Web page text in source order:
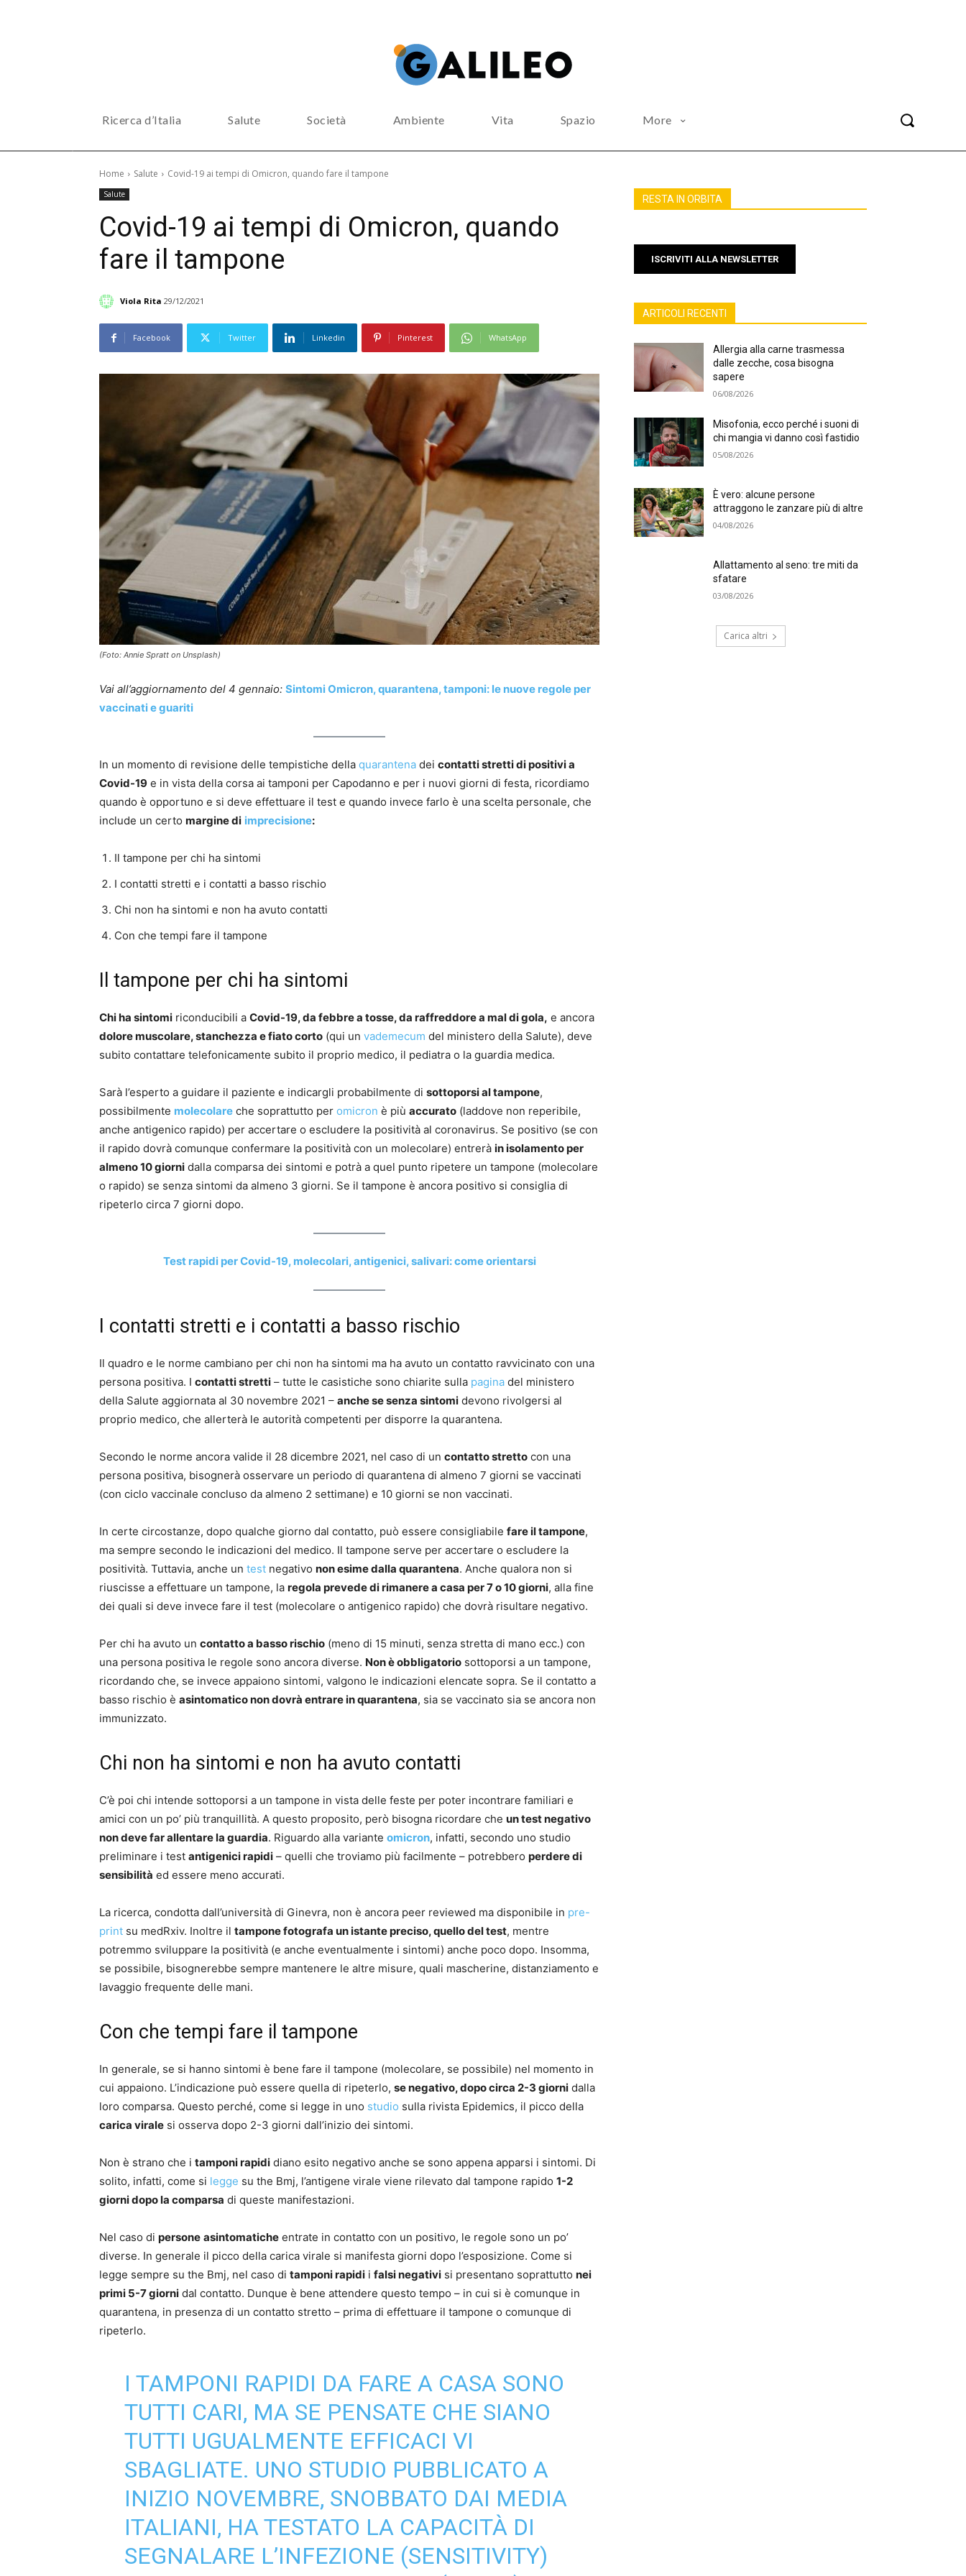
Ricerca d’Italia Salute Società Ambiente Vita Spazio More
Home Salute Covid-19 ai tempi di Omicron, quando fare il tampone
Salute
Covid-19 ai tempi di Omicron, quando
fare il tampone
Viola Rita 29/12/2021
Facebook Twitter Linkedin Pinterest WhatsApp
(Foto: Annie Spratt on Unsplash)
Vai all’aggiornamento del 4 gennaio: Sintomi Omicron, quarantena, tamponi: le nuove regole per
vaccinati e guariti
In un momento di revisione delle tempistiche della quarantena dei contatti stretti di positivi a
Covid-19 e in vista della corsa ai tamponi per Capodanno e per i nuovi giorni di festa, ricordiamo
quando è opportuno e si deve effettuare il test e quando invece farlo è una scelta personale, che
include un certo margine di imprecisione:
Il tampone per chi ha sintomi
I contatti stretti e i contatti a basso rischio
Chi non ha sintomi e non ha avuto contatti
Con che tempi fare il tampone
Il tampone per chi ha sintomi
Chi ha sintomi riconducibili a Covid-19, da febbre a tosse, da raffreddore a mal di gola, e ancora
dolore muscolare, stanchezza e fiato corto (qui un vademecum del ministero della Salute), deve
subito contattare telefonicamente subito il proprio medico, il pediatra o la guardia medica.
Sarà l’esperto a guidare il paziente e indicargli probabilmente di sottoporsi al tampone,
possibilmente molecolare che soprattutto per omicron è più accurato (laddove non reperibile,
anche antigenico rapido) per accertare o escludere la positività al coronavirus. Se positivo (se con
il rapido dovrà comunque confermare la positività con un molecolare) entrerà in isolamento per
almeno 10 giorni dalla comparsa dei sintomi e potrà a quel punto ripetere un tampone (molecolare
o rapido) se senza sintomi da almeno 3 giorni. Se il tampone è ancora positivo si consiglia di
ripeterlo circa 7 giorni dopo.
Test rapidi per Covid-19, molecolari, antigenici, salivari: come orientarsi
I contatti stretti e i contatti a basso rischio
Il quadro e le norme cambiano per chi non ha sintomi ma ha avuto un contatto ravvicinato con una
persona positiva. I contatti stretti – tutte le casistiche sono chiarite sulla pagina del ministero
della Salute aggiornata al 30 novembre 2021 – anche se senza sintomi devono rivolgersi al
proprio medico, che allerterà le autorità competenti per disporre la quarantena.
Secondo le norme ancora valide il 28 dicembre 2021, nel caso di un contatto stretto con una
persona positiva, bisognerà osservare un periodo di quarantena di almeno 7 giorni se vaccinati
(con ciclo vaccinale concluso da almeno 2 settimane) e 10 giorni se non vaccinati.
In certe circostanze, dopo qualche giorno dal contatto, può essere consigliabile fare il tampone,
ma sempre secondo le indicazioni del medico. Il tampone serve per accertare o escludere la
positività. Tuttavia, anche un test negativo non esime dalla quarantena. Anche qualora non si
riuscisse a effettuare un tampone, la regola prevede di rimanere a casa per 7 o 10 giorni, alla fine
dei quali si deve invece fare il test (molecolare o antigenico rapido) che dovrà risultare negativo.
Per chi ha avuto un contatto a basso rischio (meno di 15 minuti, senza stretta di mano ecc.) con
una persona positiva le regole sono ancora diverse. Non è obbligatorio sottoporsi a un tampone,
ricordando che, se invece appaiono sintomi, valgono le indicazioni elencate sopra. Se il contatto a
basso rischio è asintomatico non dovrà entrare in quarantena, sia se vaccinato sia se ancora non
immunizzato.
Chi non ha sintomi e non ha avuto contatti
C’è poi chi intende sottoporsi a un tampone in vista delle feste per poter incontrare familiari e
amici con un po’ più tranquillità. A questo proposito, però bisogna ricordare che un test negativo
non deve far allentare la guardia. Riguardo alla variante omicron, infatti, secondo uno studio
preliminare i test antigenici rapidi – quelli che troviamo più facilmente – potrebbero perdere di
sensibilità ed essere meno accurati.
La ricerca, condotta dall’università di Ginevra, non è ancora peer reviewed ma disponibile in pre-
print su medRxiv. Inoltre il tampone fotografa un istante preciso, quello del test, mentre
potremmo sviluppare la positività (e anche eventualmente i sintomi) anche poco dopo. Insomma,
se possibile, bisognerebbe sempre mantenere le altre misure, quali mascherine, distanziamento e
lavaggio frequente delle mani.
Con che tempi fare il tampone
In generale, se si hanno sintomi è bene fare il tampone (molecolare, se possibile) nel momento in
cui appaiono. L’indicazione può essere quella di ripeterlo, se negativo, dopo circa 2-3 giorni dalla
loro comparsa. Questo perché, come si legge in uno studio sulla rivista Epidemics, il picco della
carica virale si osserva dopo 2-3 giorni dall’inizio dei sintomi.
Non è strano che i tamponi rapidi diano esito negativo anche se sono appena apparsi i sintomi. Di
solito, infatti, come si legge su the Bmj, l’antigene virale viene rilevato dal tampone rapido 1-2
giorni dopo la comparsa di queste manifestazioni.
Nel caso di persone asintomatiche entrate in contatto con un positivo, le regole sono un po’
diverse. In generale il picco della carica virale si manifesta giorni dopo l’esposizione. Come si
legge sempre su the Bmj, nel caso di tamponi rapidi i falsi negativi si presentano soprattutto nei
primi 5-7 giorni dal contatto. Dunque è bene attendere questo tempo – in cui si è comunque in
quarantena, in presenza di un contatto stretto – prima di effettuare il tampone o comunque di
ripeterlo.
I TAMPONI RAPIDI DA FARE A CASA SONO
TUTTI CARI, MA SE PENSATE CHE SIANO
TUTTI UGUALMENTE EFFICACI VI
SBAGLIATE. UNO STUDIO PUBBLICATO A
INIZIO NOVEMBRE, SNOBBATO DAI MEDIA
ITALIANI, HA TESTATO LA CAPACITÀ DI
SEGNALARE L’INFEZIONE (SENSITIVITY)
RESTA IN ORBITA
ISCRIVITI ALLA NEWSLETTER
ARTICOLI RECENTI
Allergia alla carne trasmessa
dalle zecche, cosa bisogna
sapere
06/08/2026
Misofonia, ecco perché i suoni di
chi mangia vi danno così fastidio
05/08/2026
È vero: alcune persone
attraggono le zanzare più di altre
04/08/2026
Allattamento al seno: tre miti da
sfatare
03/08/2026
Carica altri